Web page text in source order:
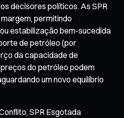
decisores políticos. As SPR
permitindo
estabilização bem-sucedida
de petróleo (por
da capacidade de
do petróleo podem
um novo equilíbrio
SPR Esgotada